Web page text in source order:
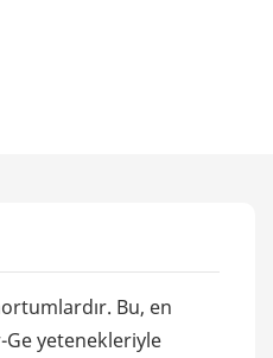
Bu, en
yetenekleriyle